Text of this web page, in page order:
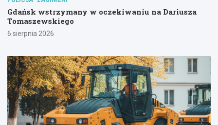
Gdańsk wstrzymany w oczekiwaniu na Dariusza
Tomaszewskiego
6 sierpnia 2026